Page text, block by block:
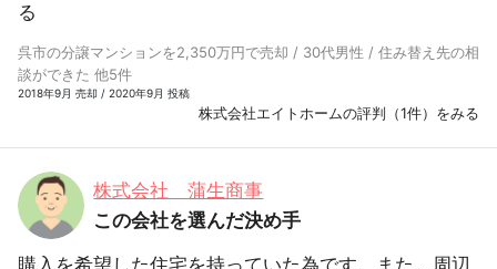
る
呉市の分譲マンションを2,350万円で売却 / 30代男性 / 住み替え先の相
談ができた 他5件
2018年9月 売却 / 2020年9月 投稿
株式会社エイトホームの評判（1件）をみる
株式会社 蒲生商事
この会社を選んだ決め手
購入を希望した住宅を持っていた為です。また、周辺